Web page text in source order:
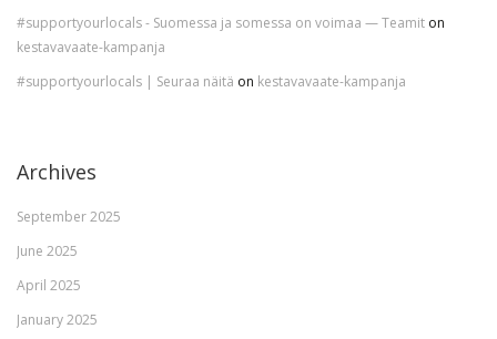
#supportyourlocals - Suomessa ja somessa on voimaa — Teamit on
kestavavaate-kampanja
#supportyourlocals | Seuraa näitä on kestavavaate-kampanja
Archives
September 2025
June 2025
April 2025
January 2025